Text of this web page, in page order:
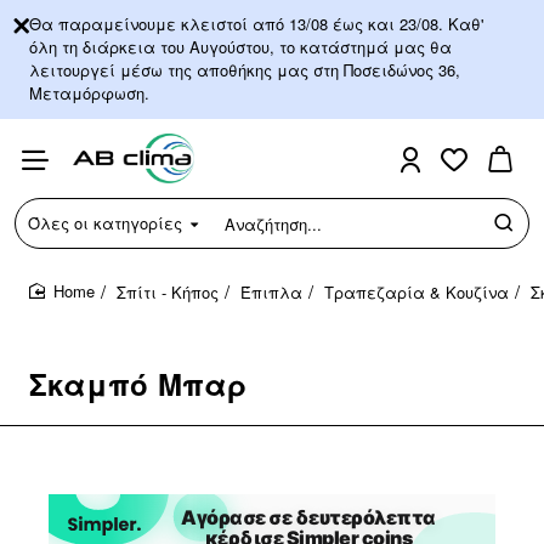
Θα παραμείνουμε κλειστοί από 13/08 έως και 23/08. Καθ'
όλη τη διάρκεια του Αυγούστου, το κατάστημά μας θα
λειτουργεί μέσω της αποθήκης μας στη Ποσειδώνος 36,
Μεταμόρφωση.
Όλες οι κατηγορίες
Αναζήτηση...
Σκαμπό Μπαρ
Σπίτι - Κήπος Έπιπλα Τραπεζαρία & Κουζίνα